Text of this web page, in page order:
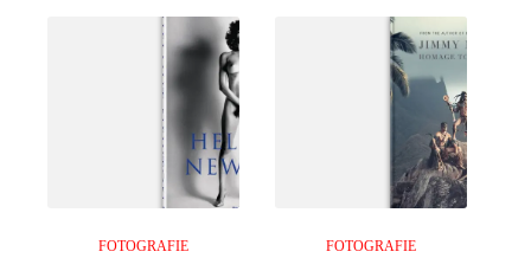
FOTOGRAFIE FOTOGRAFIE